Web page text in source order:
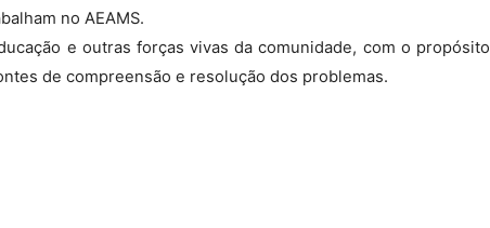
no AEAMS.
e outras forças vivas da comunidade, com o propósito
de compreensão e resolução dos problemas.